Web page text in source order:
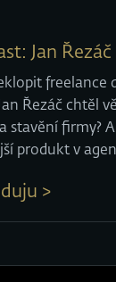
Jan Řezáč
freelance
Řezáč chtěl
stavění firmy?
produkt v
>